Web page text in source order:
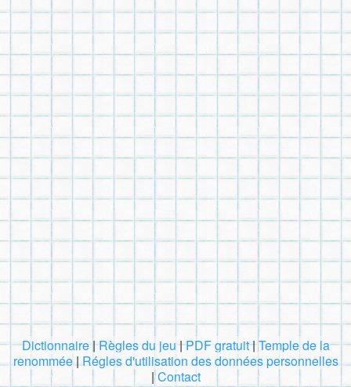
Dictionnaire|Règles du jeu|PDF gratuit|Temple de la
renommée|Régles d'utilisation des données personnelles
|Contact